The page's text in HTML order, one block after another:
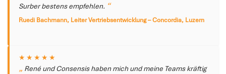
Surber bestens empfehlen.
Ruedi Bachmann, Leiter Vertriebsentwicklung – Concordia, Luzern
★★★★★
René und Consensis haben mich und meine Teams kräftig